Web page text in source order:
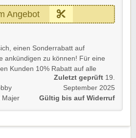
Angebot
einen Sonderrabatt auf
ankündigen zu können! Für eine
Kunden 10% Rabatt auf alle
in den Farben Zitronengelb,
erhalten. Das ist eine tolle
den hochwertigen Produkten von
vergünstigten Preis einzudecken.
Majer
Zuletzt geprüft 19.
September 2025
Gültig bis auf Widerruf